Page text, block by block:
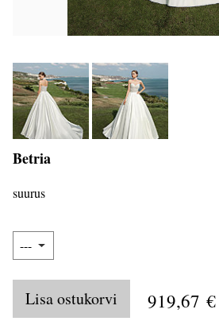
Betria
suurus
Lisa ostukorvi 919,67 €